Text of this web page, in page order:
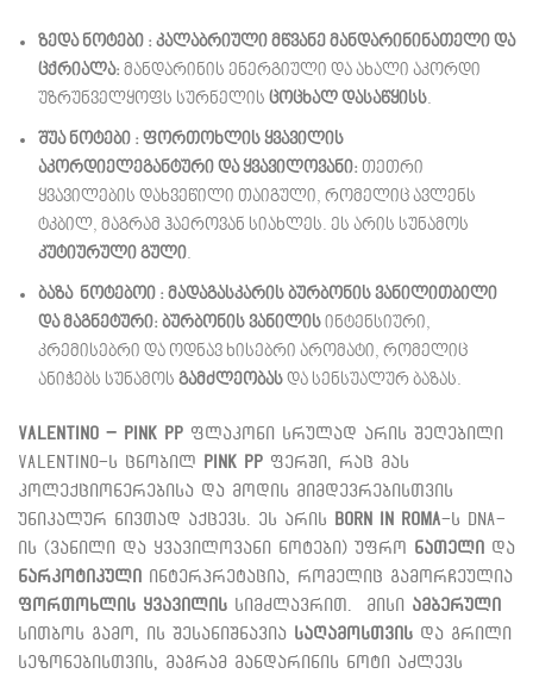
ზედა ნოტები : კალაბრიული მწვანე მანდარინინათელი და
ცქრიალა: მანდარინის ენერგიული და ახალი აკორდი
უზრუნველყოფს სურნელის ცოცხალ დასაწყისს.
შუა ნოტები : ფორთოხლის ყვავილის
აკორდიელეგანტური და ყვავილოვანი: თეთრი
ყვავილების დახვეწილი თაიგული, რომელიც ავლენს
ტკბილ, მაგრამ ჰაეროვან სიახლეს. ეს არის სუნამოს
კუტიურული გული.
ბაზა ნოტებოი : მადაგასკარის ბურბონის ვანილითბილი
და მაგნეტური: ბურბონის ვანილის ინტენსიური,
კრემისებრი და ოდნავ ხისებრი არომატი, რომელიც
ანიჭებს სუნამოს გამძლეობას და სენსუალურ ბაზას.
Valentino – Pink PP ფლაკონი სრულად არის შეღებილი
Valentino-ს ცნობილ
Pink PP ფერში, რაც მას
კოლექციონერებისა და მოდის მიმდევრებისთვის
უნიკალურ ნივთად აქცევს. ეს არის
Born in Roma-ს DNA-
ის (ვანილი და ყვავილოვანი ნოტები) უფრო ნათელი
და
ნარკოტიკული
ინტერპრეტაცია, რომელიც გამორჩეულია
ფორთოხლის ყვავილის სიმძლავრით. მისი ამბერული
სითბოს გამო, ის შესანიშნავია საღამოსთვის და გრილი
სეზონებისთვის, მაგრამ მანდარინის ნოტი აძლევს